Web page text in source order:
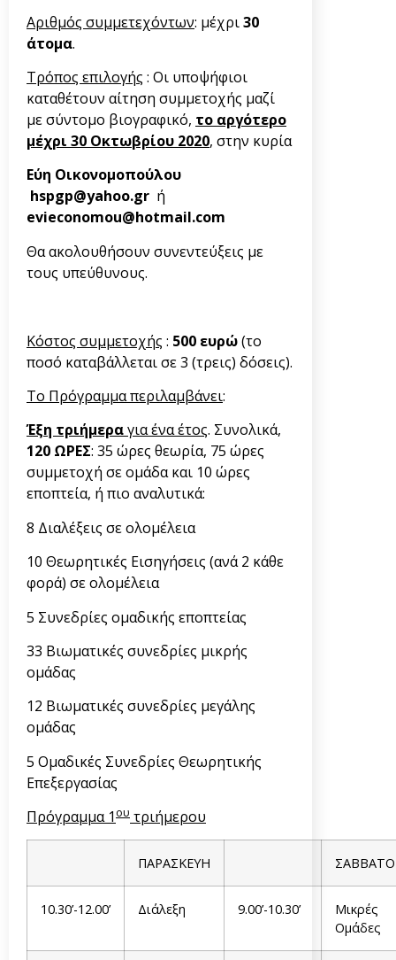
Αριθμός συμμετεχόντων: μέχρι30
άτομα.
Τρόπος επιλογής : Οι υποψήφιοι
καταθέτουν αίτηση συμμετοχής μαζί
με σύντομο βιογραφικό, το αργότερο
μέχρι 30 Οκτωβρίου 2020, στην κυρία
Εύη Οικονομοπούλου
hspgp@yahoo.gr ή
evieconomou@hotmail.com
Θα ακολουθήσουν συνεντεύξεις με
τους υπεύθυνους.
Κόστος συμμετοχής : 500 ευρώ(το
ποσό καταβάλλεται σε 3 (τρεις) δόσεις).
Το Πρόγραμμα περιλαμβάνει:
Έξη τριήμεραγια ένα έτος. Συνολικά,
120 ΩΡΕΣ: 35 ώρες θεωρία, 75 ώρες
συμμετοχή σε ομάδα και 10 ώρες
εποπτεία, ή πιο αναλυτικά:
8 Διαλέξεις σε ολομέλεια
10 Θεωρητικές Εισηγήσεις (ανά 2 κάθε
φορά) σε ολομέλεια
5 Συνεδρίες ομαδικής εποπτείας
33 Βιωματικές συνεδρίες μικρής
ομάδας
12 Βιωματικές συνεδρίες μεγάλης
ομάδας
5 Ομαδικές Συνεδρίες Θεωρητικής
Επεξεργασίας
Πρόγραμμα 1 ου τριήμερου
ΠΑΡΑΣΚΕΥΗ ΣΑΒΒΑΤΟ
10.30’-12.00’ Διάλεξη 9.00’-10.30’
Μικρές
Ομάδες